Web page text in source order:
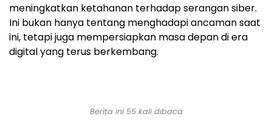
meningkatkan ketahanan terhadap serangan siber.
Ini bukan hanya tentang menghadapi ancaman saat
ini, tetapi juga mempersiapkan masa depan di era
digital yang terus berkembang.
Berita ini 55 kali dibaca